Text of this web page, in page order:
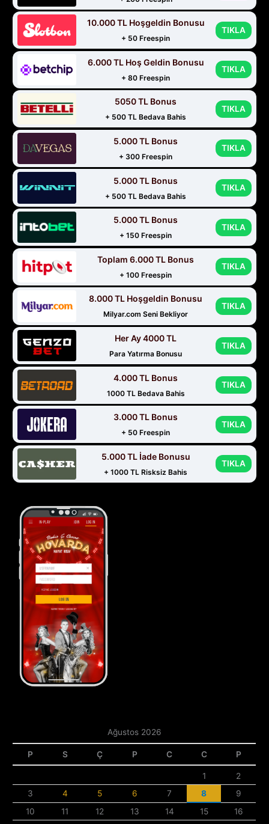
10.000 TL Hoşgeldin Bonusu
+ 50 Freespin
TIKLA
6.000 TL Hoş Geldin Bonusu
+ 80 Freespin
TIKLA
5050 TL Bonus
+ 500 TL Bedava Bahis
TIKLA
5.000 TL Bonus
+ 300 Freespin
TIKLA
5.000 TL Bonus
+ 500 TL Bedava Bahis
TIKLA
5.000 TL Bonus
+ 150 Freespin
TIKLA
Toplam 6.000 TL Bonus
+ 100 Freespin
TIKLA
8.000 TL Hoşgeldin Bonusu
Milyar.com Seni Bekliyor
TIKLA
Her Ay 4000 TL
Para Yatırma Bonusu
TIKLA
4.000 TL Bonus
1000 TL Bedava Bahis
TIKLA
3.000 TL Bonus
+ 50 Freespin
TIKLA
5.000 TL İade Bonusu
+ 1000 TL Risksiz Bahis
TIKLA
Ağustos 2026
P S Ç P C C P
1
2
3
4 5 6 7 8
9
10
11 12 13 14 15
16